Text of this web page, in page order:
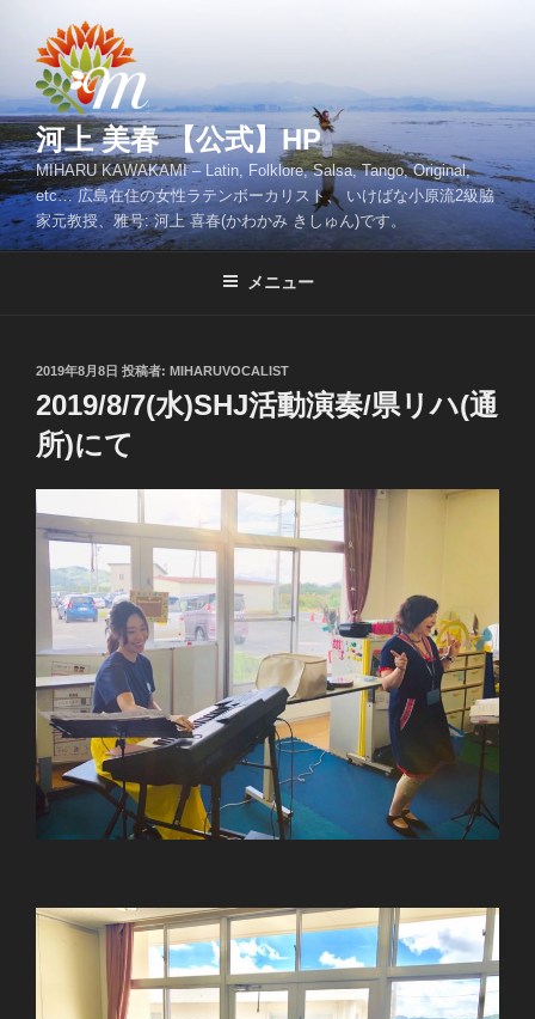
ン
ツ
へ
ス
キ
ッ
河上 美春 【公式】HP
MIHARU KAWAKAMI – Latin, Folklore, Salsa, Tango, Original,
etc… 広島在住の女性ラテンボーカリスト、 いけばな小原流2級脇
家元教授、雅号: 河上 喜春(かわかみ きしゅん)です。
メニュー
投
稿
日:
2019年8月8日 投稿者: MIHARUVOCALIST
2019/8/7(水)SHJ活動演奏/県リハ(通
所)にて